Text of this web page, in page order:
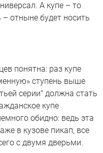
А купе – то
– отныне будет носить
понятна: раз купе
ступень выше
серии" должна стать
купе
обидно: ведь эта
в кузове пикап, все
с двумя дверьми.